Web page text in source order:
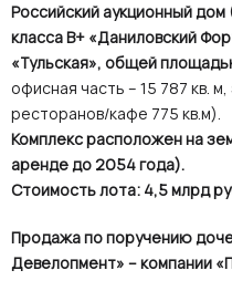
Российский аукционный
класса В+ «Даниловский
«Тульская», общей
офисная часть – 15 787 кв.
ресторанов/кафе 775 кв.м).
Комплекс расположен на
аренде до 2054 года).
Стоимость лота: 4,5 млрд
Продажа по поручению
Девелопмент» – компании